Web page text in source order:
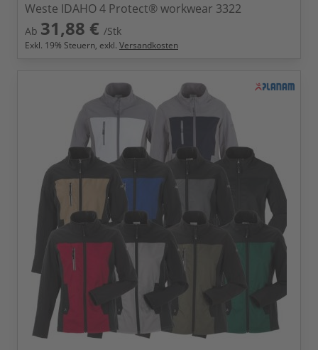
Weste IDAHO 4 Protect® workwear 3322
Ab 31,88 € /Stk
Exkl. 19% Steuern, exkl. Versandkosten